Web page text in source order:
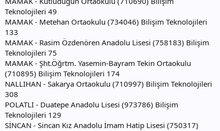
Teknolojileri 49
MAMAK - Metehan Ortaokulu (734046) Bilişim Teknolojileri
133
MAMAK - Rasim Özdenören Anadolu Lisesi (758183) Bilişim
Teknolojileri 75
MAMAK - Şht.Öğrtm. Yasemin-Bayram Tekin Ortaokulu
(710895) Bilişim Teknolojileri 174
NALLIHAN - Sakarya Ortaokulu (710997) Bilişim Teknolojileri
308
POLATLI - Duatepe Anadolu Lisesi (973786) Bilişim
Teknolojileri 129
SİNCAN - Sincan Kız Anadolu İmam Hatip Lisesi (750317)